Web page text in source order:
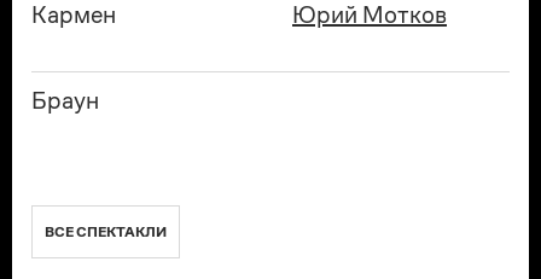
Кармен Юрий Мотков
Браун
ВСЕ СПЕКТАКЛИ